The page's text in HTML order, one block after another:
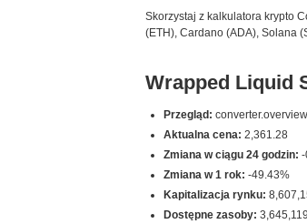
Skorzystaj z kalkulatora krypto
(ETH), Cardano (ADA), Solana
Wrapped Liquid
Przegląd:
Aktualna cena: 2,361.28
Zmiana w ciągu 24 godzin:
Zmiana w 1 rok: -49.43%
Kapitalizacja rynku:
Dostępne zasoby: